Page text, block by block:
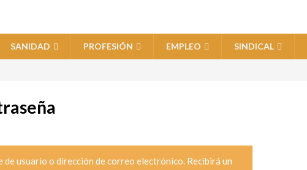
SANIDAD PROFESIÓN EMPLEO SINDICAL
usuario o dirección de correo electrónico. Recibirá un